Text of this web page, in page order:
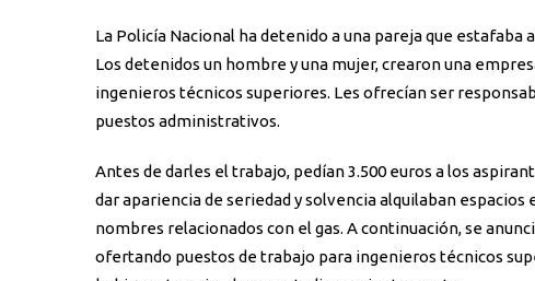
La Policía Nacional ha detenido a una pareja que
Los detenidos un hombre y una mujer, crearon una
ingenieros técnicos superiores. Les ofrecían ser
puestos administrativos.
Antes de darles el trabajo, pedían 3.500 euros a los
dar apariencia de seriedad y solvencia alquilaban
nombres relacionados con el gas. A continuación, se
ofertando puestos de trabajo para ingenieros técnicos